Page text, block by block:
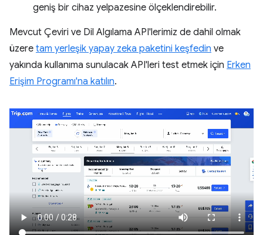
geniş bir cihaz yelpazesine ölçeklendirebilir.
Mevcut Çeviri ve Dil Algılama API'lerimiz de dahil olmak
üzere tam yerleşik yapay zeka paketini keşfedin ve
yakında kullanıma sunulacak API'leri test etmek için Erken
Erişim Programı'na katılın.